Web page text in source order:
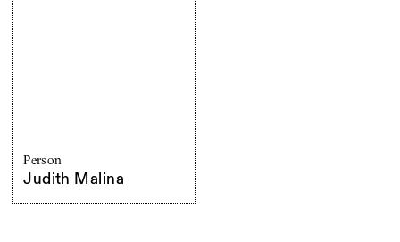
Person
Judith Malina